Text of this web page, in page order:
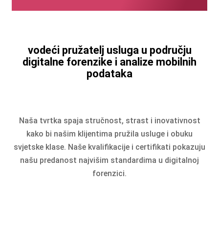
vodeći pružatelj usluga u području
digitalne forenzike i analize mobilnih
podataka
Naša tvrtka spaja stručnost, strast i inovativnost
kako bi našim klijentima pružila usluge i obuku
svjetske klase. Naše kvalifikacije i certifikati pokazuju
našu predanost najvišim standardima u digitalnoj
forenzici.